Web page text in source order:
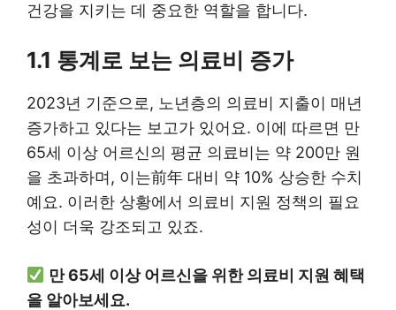
건강을 지키는 데 중요한 역할을 합니다.
1.1 통계로 보는 의료비 증가
2023년 기준으로, 노년층의 의료비 지출이 매년
증가하고 있다는 보고가 있어요. 이에 따르면 만
65세 이상 어르신의 평균 의료비는 약 200만 원
을 초과하며, 이는前年 대비 약 10% 상승한 수치
예요. 이러한 상황에서 의료비 지원 정책의 필요
성이 더욱 강조되고 있죠.
만 65세 이상 어르신을 위한 의료비 지원 혜택
을 알아보세요.